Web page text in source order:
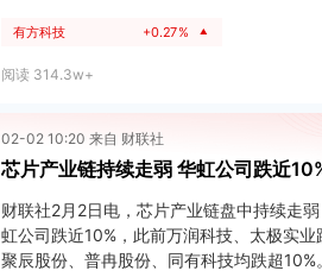
有方科技 +0.27% ▲
阅读 314.3w+
02-02 10:20 来自 财联社
芯片产业链持续走弱 华虹公司跌近
财联社2月2日电，芯片产业链盘中持续走
虹公司跌近10%，此前万润科技、太极实业
聚辰股份、普冉股份、同有科技均跌超10%。